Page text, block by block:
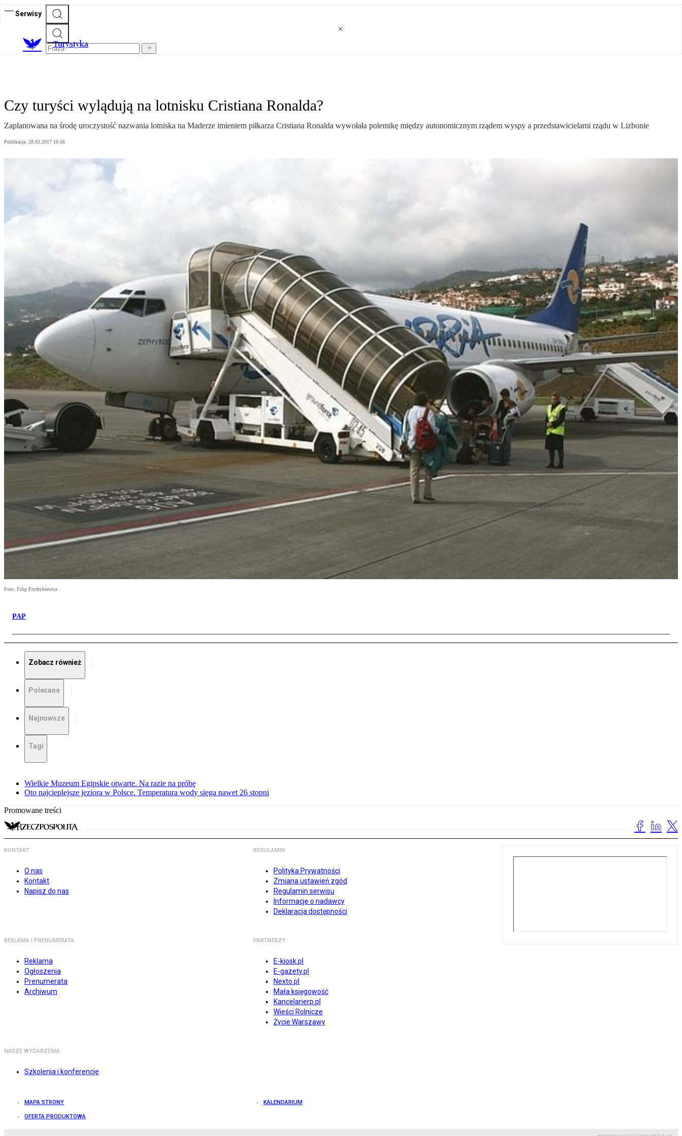
Serwisy
Turystyka
Czy turyści wylądują na lotnisku Cristiana Ronalda?
Zaplanowana na środę uroczystość nazwania lotniska na Maderze imieniem piłkarza Cristiana Ronalda wywołała polemikę między autonomicznym rządem wyspy a przedstawicielami rządu w Lizbonie
Publikacja: 28.03.2017 16:56
Foto: Filip Frydrykiewicz
PAP
Zobacz również
Polecane
Najnowsze
Tagi
Wielkie Muzeum Egipskie otwarte. Na razie na próbę
Oto najcieplejsze jeziora w Polsce. Temperatura wody sięga nawet 26 stopni
Promowane treści
KONTAKT
O nas
Kontakt
Napisz do nas
REGULAMIN
Polityka Prywatności
Zmiana ustawień zgód
Regulamin serwisu
Informacje o nadawcy
Deklaracja dostępności
REKLAMA I PRENUMERATA
Reklama
Ogłoszenia
Prenumerata
Archiwum
PARTNERZY
E-kiosk.pl
E-gazety.pl
Nexto.pl
Mała księgowość
Kancelarierp.pl
Wieści Rolnicze
Życie Warszawy
NASZE WYDARZENIA
Szkolenia i konferencje
MAPA STRONY KALENDARIUM
OFERTA PRODUKTOWA